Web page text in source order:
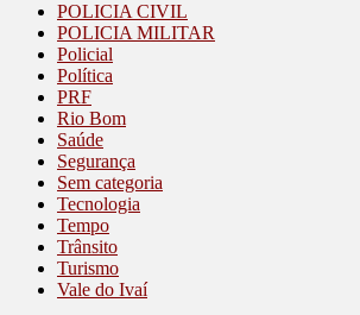
POLICIA CIVIL
POLICIA MILITAR
Policial
Política
PRF
Rio Bom
Saúde
Segurança
Sem categoria
Tecnologia
Tempo
Trânsito
Turismo
Vale do Ivaí